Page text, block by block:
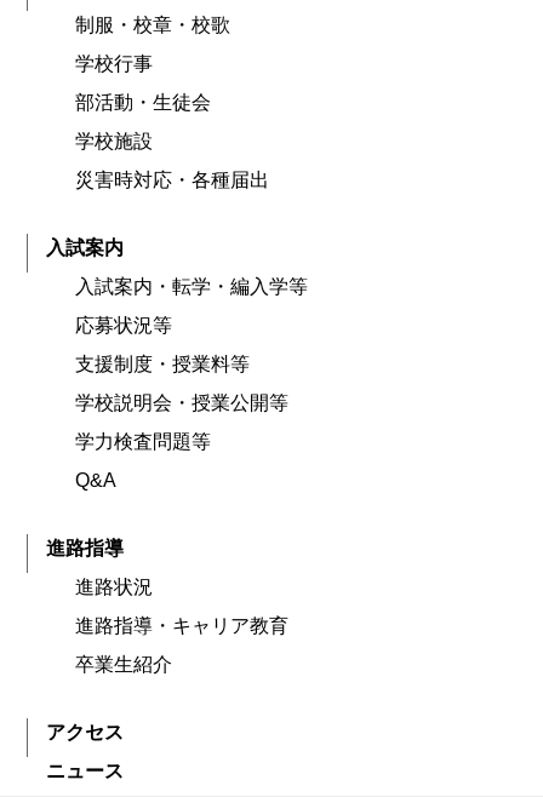
制服・校章・校歌
学校行事
部活動・生徒会
学校施設
災害時対応・各種届出
入試案内
入試案内・転学・編入学等
応募状況等
支援制度・授業料等
学校説明会・授業公開等
学力検査問題等
Q&A
進路指導
進路状況
進路指導・キャリア教育
卒業生紹介
アクセス
ニュース